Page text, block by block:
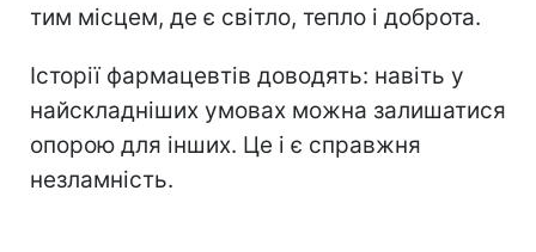
тим місцем, де є світло, тепло і доброта.
Історії фармацевтів доводять: навіть у
найскладніших умовах можна залишатися
опорою для інших. Це і є справжня
незламність.